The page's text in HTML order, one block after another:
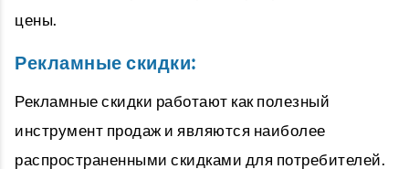
цены.
Рекламные скидки:
Рекламные скидки работают как полезный
инструмент продаж и являются наиболее
распространенными скидками для потребителей.